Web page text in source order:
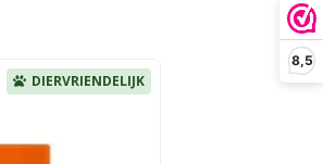
8,5
DIERVRIENDELIJK